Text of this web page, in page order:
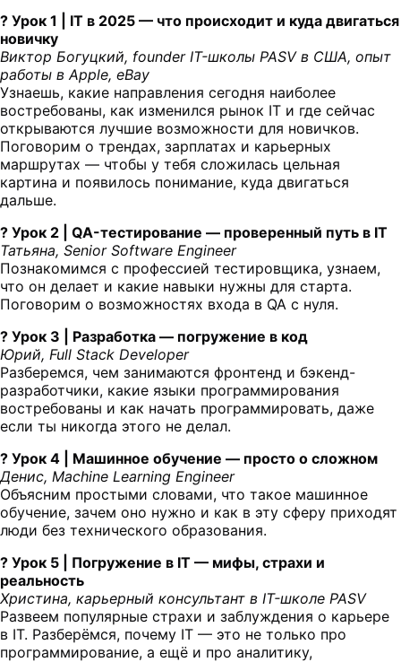
? Урок 1 | IT в 2025 — что происходит и куда двигаться
новичку
Виктор Богуцкий, founder IT-школы PASV в США, опыт
работы в Apple, eBay
Узнаешь, какие направления сегодня наиболее
востребованы, как изменился рынок IT и где сейчас
открываются лучшие возможности для новичков.
Поговорим о трендах, зарплатах и карьерных
маршрутах — чтобы у тебя сложилась цельная
картина и появилось понимание, куда двигаться
дальше.
? Урок 2 | QA-тестирование — проверенный путь в IT
Татьяна, Senior Software Engineer
Познакомимся с профессией тестировщика, узнаем,
что он делает и какие навыки нужны для старта.
Поговорим о возможностях входа в QA с нуля.
? Урок 3 | Разработка — погружение в код
Юрий, Full Stack Developer
Разберемся, чем занимаются фронтенд и бэкенд-
разработчики, какие языки программирования
востребованы и как начать программировать, даже
если ты никогда этого не делал.
? Урок 4 | Машинное обучение — просто о сложном
Денис, Machine Learning Engineer
Объясним простыми словами, что такое машинное
обучение, зачем оно нужно и как в эту сферу приходят
люди без технического образования.
? Урок 5 | Погружение в IT — мифы, страхи и
реальность
Христина, карьерный консультант в IT-школе PASV
Развеем популярные страхи и заблуждения о карьере
в IT. Разберёмся, почему IT — это не только про
программирование, а ещё и про аналитику,